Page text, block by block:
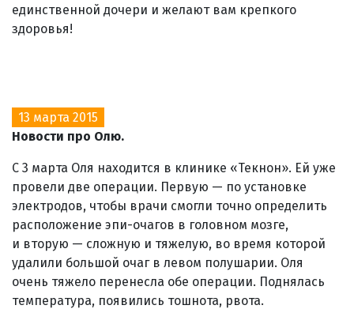
единственной дочери и желают вам крепкого
здоровья!
13 марта 2015
Новости про Олю.
С 3 марта Оля находится в клинике «Текнон». Ей уже
провели две операции. Первую — по установке
электродов, чтобы врачи смогли точно определить
расположение эпи-очагов в головном мозге,
и вторую — сложную и тяжелую, во время которой
удалили большой очаг в левом полушарии. Оля
очень тяжело перенесла обе операции. Поднялась
температура, появились тошнота, рвота.